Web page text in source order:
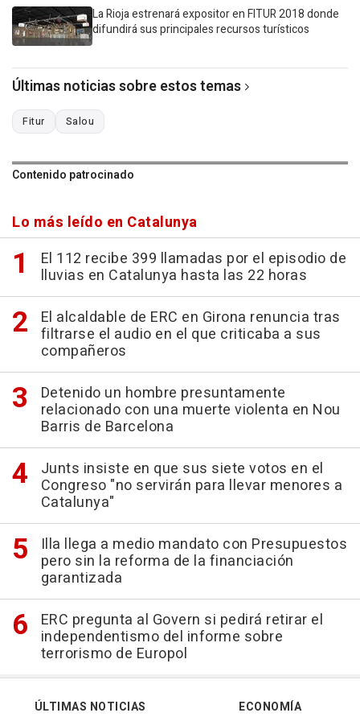
La Rioja estrenará expositor en FITUR 2018 donde
difundirá sus principales recursos turísticos
Últimas noticias sobre estos temas
Fitur Salou
Contenido patrocinado
Lo más leído en Catalunya
El 112 recibe 399 llamadas por el episodio de
lluvias en Catalunya hasta las 22 horas
El alcaldable de ERC en Girona renuncia tras
filtrarse el audio en el que criticaba a sus
compañeros
Detenido un hombre presuntamente
relacionado con una muerte violenta en Nou
Barris de Barcelona
Junts insiste en que sus siete votos en el
Congreso "no servirán para llevar menores a
Catalunya"
Illa llega a medio mandato con Presupuestos
pero sin la reforma de la financiación
garantizada
ERC pregunta al Govern si pedirá retirar el
independentismo del informe sobre
terrorismo de Europol
ÚLTIMAS NOTICIAS
ECONOMÍA